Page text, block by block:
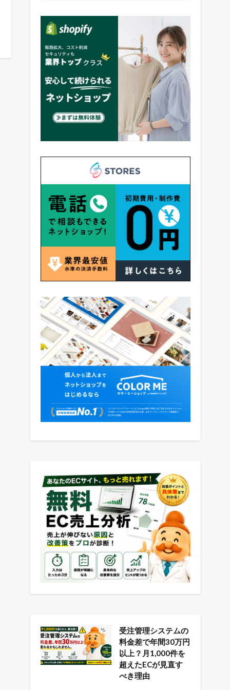
受注管理システムの
料金差で年間30万円
以上？月1,000件を
超えたECが見直す
べき理由